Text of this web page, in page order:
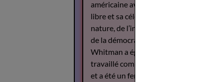
américaine avec son style
libre et sa célébration de la
nature, de l’individualité et
de la démocratie.
Whitman a également
travaillé comme journaliste
et a été un fervent